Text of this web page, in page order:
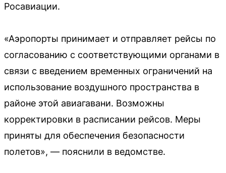
Росавиации.
«Аэропорты принимает и отправляет рейсы по
согласованию с соответствующими органами в
связи с введением временных ограничений на
использование воздушного пространства в
районе этой авиагавани. Возможны
корректировки в расписании рейсов. Меры
приняты для обеспечения безопасности
полетов», — пояснили в ведомстве.